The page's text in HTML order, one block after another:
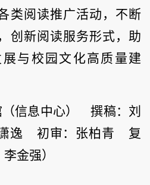
类阅读推广活动，不断
创新阅读服务形式，助
与校园文化高质量建
（信息中心） 撰稿：刘
逸 初审：张柏青 复
金强）